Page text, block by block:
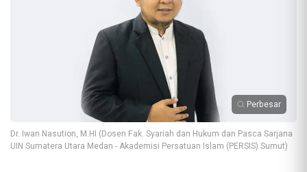
Perbesar
Dr. Iwan Nasution, M.HI (Dosen Fak. Syariah dan Hukum dan Pasca Sarjana
UIN Sumatera Utara Medan - Akademisi Persatuan Islam (PERSIS) Sumut)